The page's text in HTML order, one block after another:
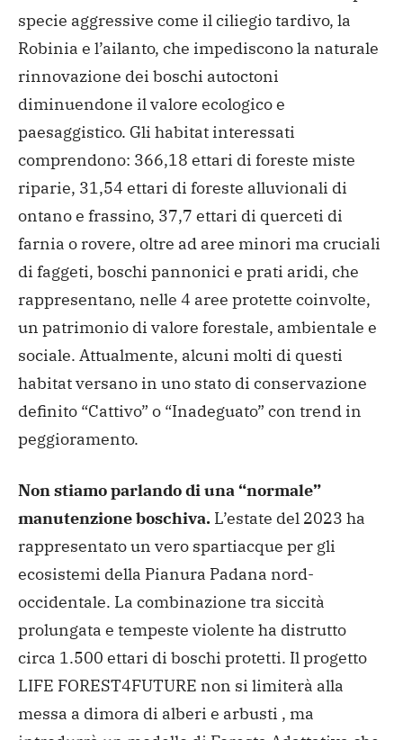
specie aggressive come il ciliegio tardivo, la
Robinia e l’ailanto, che impediscono la naturale
rinnovazione dei boschi autoctoni
diminuendone il valore ecologico e
paesaggistico. Gli habitat interessati
comprendono: 366,18 ettari di foreste miste
riparie, 31,54 ettari di foreste alluvionali di
ontano e frassino, 37,7 ettari di querceti di
farnia o rovere, oltre ad aree minori ma cruciali
di faggeti, boschi pannonici e prati aridi, che
rappresentano, nelle 4 aree protette coinvolte,
un patrimonio di valore forestale, ambientale e
sociale. Attualmente, alcuni molti di questi
habitat versano in uno stato di conservazione
definito “Cattivo” o “Inadeguato” con trend in
peggioramento.
Non stiamo parlando di una “normale”
manutenzione boschiva. L’estate del 2023 ha
rappresentato un vero spartiacque per gli
ecosistemi della Pianura Padana nord-
occidentale. La combinazione tra siccità
prolungata e tempeste violente ha distrutto
circa 1.500 ettari di boschi protetti. Il progetto
LIFE FOREST4FUTURE non si limiterà alla
messa a dimora di alberi e arbusti , ma